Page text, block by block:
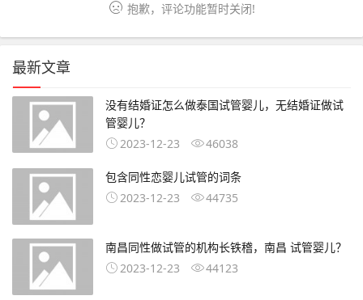
抱歉，评论功能暂时关闭!
最新文章
没有结婚证怎么做泰国试管婴儿，无结婚证做试
管婴儿？
2023-12-23
46038
包含同性恋婴儿试管的词条
2023-12-23
44735
南昌同性做试管的机构长铁稽，南昌 试管婴儿？
2023-12-23
44123